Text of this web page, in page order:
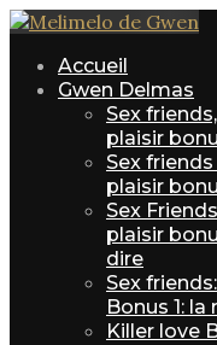
Accueil
Gwen Delmas
Sex
plaisir
Sex
plaisir
Sex
plaisir
dire
Sex
Bonus 1:
Killer love